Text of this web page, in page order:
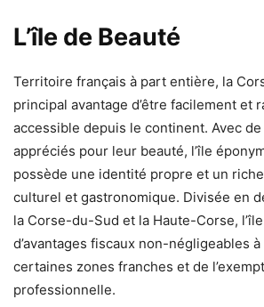
L’île de Beauté
Territoire français à part entière, la
principal avantage d’être facilement et
accessible depuis le continent. Avec
appréciés pour leur beauté, l’île
possède une identité propre et un
culturel et gastronomique. Divisée en
la Corse-du-Sud et la Haute-Corse,
d’avantages fiscaux non-négligeables à
certaines zones franches et de
professionnelle.